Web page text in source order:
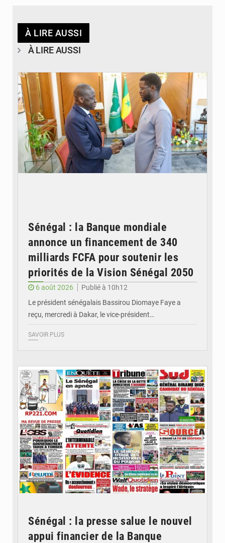
À LIRE AUSSI
À LIRE AUSSI
Sénégal : la Banque mondiale
annonce un financement de 340
milliards FCFA pour soutenir les
priorités de la Vision Sénégal 2050
6 août 2026
Publié à 10h12
Le président sénégalais Bassirou Diomaye Faye a
reçu, mercredi à Dakar, le vice-président…
SAVOIR PLUS
Sénégal : la presse salue le nouvel
appui financier de la Banque